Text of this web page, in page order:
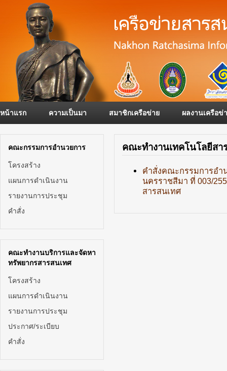
หน้าแรก ความเป็นมา สมาชิกเครือข่าย ผลงานเครือข่
คณะกรรมการอำนวยการ
โครงสร้าง
แผนการดำเนินงาน
รายงานการประชุม
คำสั่ง
คณะทำงานบริการและจัดหา
ทรัพยากรสารสนเทศ
โครงสร้าง
แผนการดำเนินงาน
รายงานการประชุม
ประกาศ/ระเบียบ
คำสั่ง
คณะทำงานเทคโนโลยีสา
คำสั่งคณะกรรมการอำ
นครราชสีมา ที่ 003/
สารสนเทศ